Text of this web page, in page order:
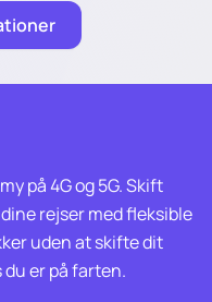
på 4G og 5G. Skift
rejser med fleksible
uden at skifte dit
du er på farten.